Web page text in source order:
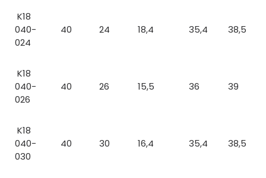
K18
040-
024
40 24 18,4 35,4 38,5
K18
040-
026
40 26 15,5 36 39
K18
040-
030
40 30 16,4 35,4 38,5